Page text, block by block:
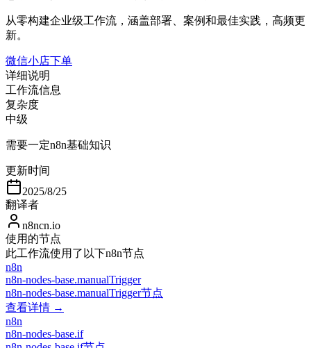
从零构建企业级工作流，涵盖部署、案例和最佳实践，高频更
新。
微信小店下单
详细说明
工作流信息
复杂度
中级
需要一定n8n基础知识
更新时间
2025/8/25
翻译者
n8ncn.io
使用的节点
此工作流使用了以下n8n节点
n8n
n8n-nodes-base.manualTrigger
n8n-nodes-base.manualTrigger节点
查看详情 →
n8n
n8n-nodes-base.if